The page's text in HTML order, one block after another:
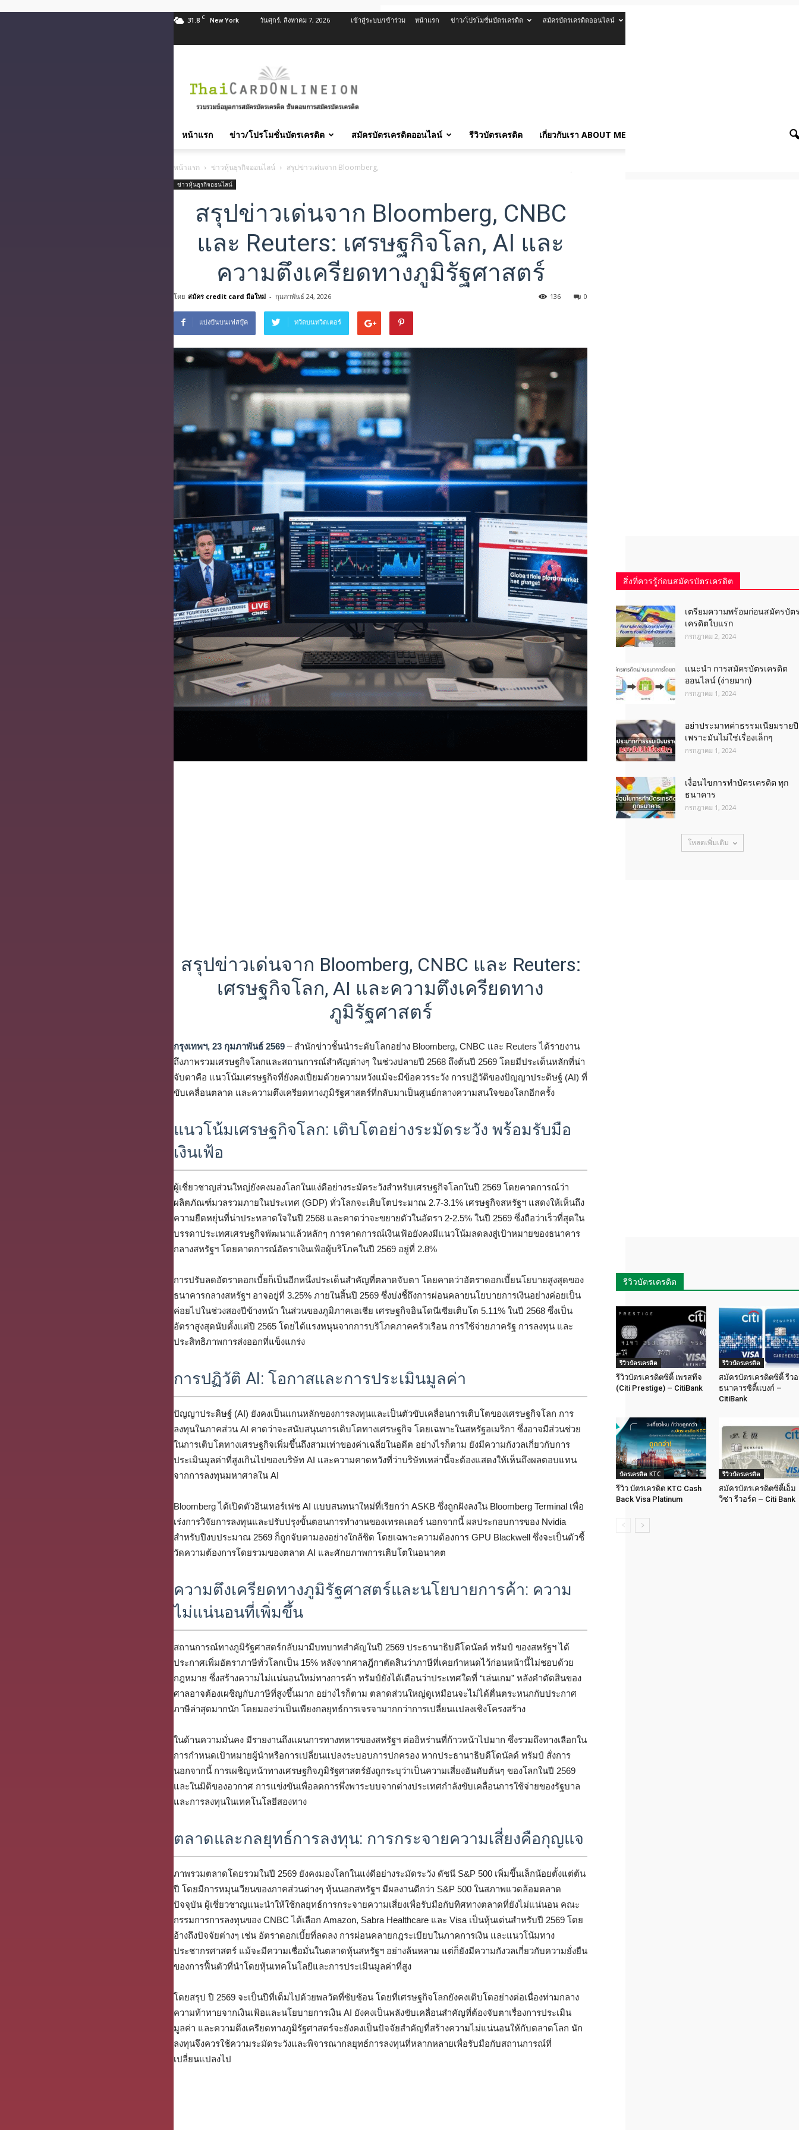
31.8 C New York วันศุกร์, สิงหาคม 7, 2026 เข้าสู่ระบบ/เข้าร่วม หน้าแรก ข่าว/โปรโมชั่นบัตรเครดิต สมัครบัตรเครดิตออนไลน์
เครดิต
บัตร
เงินสด
เชื่อ
บุคคล
ธนาคาร
อนุมัติ
เร็ว
บริการ
หน้าแรก ข่าว/โปรโมชั่นบัตรเครดิต สมัครบัตรเครดิตออนไลน์ รีวิวบัตรเครดิต เกี่ยวกับเรา ABOUT ME
หน้าแรก ข่าวหุ้นธุรกิจออนไลน์ สรุปข่าวเด่นจาก Bloomberg, CNBC และ Reuters: เศรษฐกิจโลก, AI และความตึงเครียดทางภูมิรัฐศาสตร์
ข่าวหุ้นธุรกิจออนไลน์
สรุปข่าวเด่นจาก Bloomberg, CNBC
และ Reuters: เศรษฐกิจโลก, AI และ
ความตึงเครียดทางภูมิรัฐศาสตร์
โดย สมัคร credit card มือใหม่ - กุมภาพันธ์ 24, 2026 0
136
แบ่งปันบนเฟสบุ๊ค ทวีตบนทวิตเตอร์
สรุปข่าวเด่นจาก Bloomberg, CNBC และ Reuters:
เศรษฐกิจโลก, AI และความตึงเครียดทาง
ภูมิรัฐศาสตร์
กรุงเทพฯ, 23 กุมภาพันธ์ 2569 – สำนักข่าวชั้นนำระดับโลกอย่าง Bloomberg, CNBC และ Reuters ได้รายงาน
ถึงภาพรวมเศรษฐกิจโลกและสถานการณ์สำคัญต่างๆ ในช่วงปลายปี 2568 ถึงต้นปี 2569 โดยมีประเด็นหลักที่น่า
จับตาคือ แนวโน้มเศรษฐกิจที่ยังคงเปี่ยมด้วยความหวังแม้จะมีข้อควรระวัง การปฏิวัติของปัญญาประดิษฐ์ (AI) ที่
ขับเคลื่อนตลาด และความตึงเครียดทางภูมิรัฐศาสตร์ที่กลับมาเป็นศูนย์กลางความสนใจของโลกอีกครั้ง
แนวโน้มเศรษฐกิจโลก: เติบโตอย่างระมัดระวัง พร้อมรับมือ
เงินเฟ้อ
ผู้เชี่ยวชาญส่วนใหญ่ยังคงมองโลกในแง่ดีอย่างระมัดระวังสำหรับเศรษฐกิจโลกในปี 2569 โดยคาดการณ์ว่า
ผลิตภัณฑ์มวลรวมภายในประเทศ (GDP) ทั่วโลกจะเติบโตประมาณ 2.7-3.1% เศรษฐกิจสหรัฐฯ แสดงให้เห็นถึง
ความยืดหยุ่นที่น่าประหลาดใจในปี 2568 และคาดว่าจะขยายตัวในอัตรา 2-2.5% ในปี 2569 ซึ่งถือว่าเร็วที่สุดใน
บรรดาประเทศเศรษฐกิจพัฒนาแล้วหลักๆ การคาดการณ์เงินเฟ้อยังคงมีแนวโน้มลดลงสู่เป้าหมายของธนาคาร
กลางสหรัฐฯ โดยคาดการณ์อัตราเงินเฟ้อผู้บริโภคในปี 2569 อยู่ที่ 2.8%
การปรับลดอัตราดอกเบี้ยก็เป็นอีกหนึ่งประเด็นสำคัญที่ตลาดจับตา โดยคาดว่าอัตราดอกเบี้ยนโยบายสูงสุดของ
ธนาคารกลางสหรัฐฯ อาจอยู่ที่ 3.25% ภายในสิ้นปี 2569 ซึ่งบ่งชี้ถึงการผ่อนคลายนโยบายการเงินอย่างค่อยเป็น
ค่อยไปในช่วงสองปีข้างหน้า ในส่วนของภูมิภาคเอเชีย เศรษฐกิจอินโดนีเซียเติบโต 5.11% ในปี 2568 ซึ่งเป็น
อัตราสูงสุดนับตั้งแต่ปี 2565 โดยได้แรงหนุนจากการบริโภคภาคครัวเรือน การใช้จ่ายภาครัฐ การลงทุน และ
ประสิทธิภาพการส่งออกที่แข็งแกร่ง
การปฏิวัติ AI: โอกาสและการประเมินมูลค่า
ปัญญาประดิษฐ์ (AI) ยังคงเป็นแกนหลักของการลงทุนและเป็นตัวขับเคลื่อนการเติบโตของเศรษฐกิจโลก การ
ลงทุนในภาคส่วน AI คาดว่าจะสนับสนุนการเติบโตทางเศรษฐกิจ โดยเฉพาะในสหรัฐอเมริกา ซึ่งอาจมีส่วนช่วย
ในการเติบโตทางเศรษฐกิจเพิ่มขึ้นถึงสามเท่าของค่าเฉลี่ยในอดีต อย่างไรก็ตาม ยังมีความกังวลเกี่ยวกับการ
ประเมินมูลค่าที่สูงเกินไปของบริษัท AI และความคาดหวังที่ว่าบริษัทเหล่านี้จะต้องแสดงให้เห็นถึงผลตอบแทน
จากการลงทุนมหาศาลใน AI
Bloomberg ได้เปิดตัวอินเทอร์เฟซ AI แบบสนทนาใหม่ที่เรียกว่า ASKB ซึ่งถูกฝังลงใน Bloomberg Terminal เพื่อ
เร่งการวิจัยการลงทุนและปรับปรุงขั้นตอนการทำงานของเทรดเดอร์ นอกจากนี้ ผลประกอบการของ Nvidia
สำหรับปีงบประมาณ 2569 ก็ถูกจับตามองอย่างใกล้ชิด โดยเฉพาะความต้องการ GPU Blackwell ซึ่งจะเป็นตัวชี้
วัดความต้องการโดยรวมของตลาด AI และศักยภาพการเติบโตในอนาคต
ความตึงเครียดทางภูมิรัฐศาสตร์และนโยบายการค้า: ความ
ไม่แน่นอนที่เพิ่มขึ้น
สถานการณ์ทางภูมิรัฐศาสตร์กลับมามีบทบาทสำคัญในปี 2569 ประธานาธิบดีโดนัลด์ ทรัมป์ ของสหรัฐฯ ได้
ประกาศเพิ่มอัตราภาษีทั่วโลกเป็น 15% หลังจากศาลฎีกาตัดสินว่าภาษีที่เคยกำหนดไว้ก่อนหน้านี้ไม่ชอบด้วย
กฎหมาย ซึ่งสร้างความไม่แน่นอนใหม่ทางการค้า ทรัมป์ยังได้เตือนว่าประเทศใดที่ “เล่นเกม” หลังคำตัดสินของ
ศาลอาจต้องเผชิญกับภาษีที่สูงขึ้นมาก อย่างไรก็ตาม ตลาดส่วนใหญ่ดูเหมือนจะไม่ได้ตื่นตระหนกกับประกาศ
ภาษีล่าสุดมากนัก โดยมองว่าเป็นเพียงกลยุทธ์การเจรจามากกว่าการเปลี่ยนแปลงเชิงโครงสร้าง
ในด้านความมั่นคง มีรายงานถึงแผนการทางทหารของสหรัฐฯ ต่ออิหร่านที่ก้าวหน้าไปมาก ซึ่งรวมถึงทางเลือกใน
การกำหนดเป้าหมายผู้นำหรือการเปลี่ยนแปลงระบอบการปกครอง หากประธานาธิบดีโดนัลด์ ทรัมป์ สั่งการ
นอกจากนี้ การเผชิญหน้าทางเศรษฐกิจภูมิรัฐศาสตร์ยังถูกระบุว่าเป็นความเสี่ยงอันดับต้นๆ ของโลกในปี 2569
และในมิติของอวกาศ การแข่งขันเพื่อลดการพึ่งพาระบบจากต่างประเทศกำลังขับเคลื่อนการใช้จ่ายของรัฐบาล
และการลงทุนในเทคโนโลยีสองทาง
ตลาดและกลยุทธ์การลงทุน: การกระจายความเสี่ยงคือกุญแจ
ภาพรวมตลาดโดยรวมในปี 2569 ยังคงมองโลกในแง่ดีอย่างระมัดระวัง ดัชนี S&P 500 เพิ่มขึ้นเล็กน้อยตั้งแต่ต้น
ปี โดยมีการหมุนเวียนของภาคส่วนต่างๆ หุ้นนอกสหรัฐฯ มีผลงานดีกว่า S&P 500 ในสภาพแวดล้อมตลาด
ปัจจุบัน ผู้เชี่ยวชาญแนะนำให้ใช้กลยุทธ์การกระจายความเสี่ยงเพื่อรับมือกับทิศทางตลาดที่ยังไม่แน่นอน คณะ
กรรมการการลงทุนของ CNBC ได้เลือก Amazon, Sabra Healthcare และ Visa เป็นหุ้นเด่นสำหรับปี 2569 โดย
อ้างถึงปัจจัยต่างๆ เช่น อัตราดอกเบี้ยที่ลดลง การผ่อนคลายกฎระเบียบในภาคการเงิน และแนวโน้มทาง
ประชากรศาสตร์ แม้จะมีความเชื่อมั่นในตลาดหุ้นสหรัฐฯ อย่างล้นหลาม แต่ก็ยังมีความกังวลเกี่ยวกับความยั่งยืน
ของการฟื้นตัวที่นำโดยหุ้นเทคโนโลยีและการประเมินมูลค่าที่สูง
โดยสรุป ปี 2569 จะเป็นปีที่เต็มไปด้วยพลวัตที่ซับซ้อน โดยที่เศรษฐกิจโลกยังคงเติบโตอย่างต่อเนื่องท่ามกลาง
ความท้าทายจากเงินเฟ้อและนโยบายการเงิน AI ยังคงเป็นพลังขับเคลื่อนสำคัญที่ต้องจับตาเรื่องการประเมิน
มูลค่า และความตึงเครียดทางภูมิรัฐศาสตร์จะยังคงเป็นปัจจัยสำคัญที่สร้างความไม่แน่นอนให้กับตลาดโลก นัก
ลงทุนจึงควรใช้ความระมัดระวังและพิจารณากลยุทธ์การลงทุนที่หลากหลายเพื่อรับมือกับสถานการณ์ที่
เปลี่ยนแปลงไป
สิ่งที่ควรรู้ก่อนสมัครบัตรเครดิต
เตรียมความพร้อมก่อนสมัครบัต
เครดิตใบแรก
กรกฎาคม 2, 2024
แนะนำ การสมัครบัตรเครดิต
ออนไลน์ (ง่ายมาก)
กรกฎาคม 1, 2024
อย่าประมาทค่าธรรมเนียมรายปี
เพราะมันไม่ใช่เรื่องเล็กๆ
กรกฎาคม 1, 2024
เงื่อนไขการทําบัตรเครดิต ทุก
ธนาคาร
กรกฎาคม 1, 2024
โหลดเพิ่มเติม
รีวิวบัตรเครดิต
รีวิวบัตรเครดิต
รีวิวบัตรเครดิตซิตี้ เพรสทีจ
(Citi Prestige) – CitiBank
รีวิวบัตรเครดิต
สมัครบัตรเครดิตซิตี้ รีว
ธนาคารซิตี้แบงก์ –
CitiBank
บัตรเครดิต KTC
รีวิว บัตรเครดิต KTC Cash
Back Visa Platinum
รีวิวบัตรเครดิต
สมัครบัตรเครดิตซิตี้เอ็ม
วีซ่า รีวอร์ด – Citi Bank